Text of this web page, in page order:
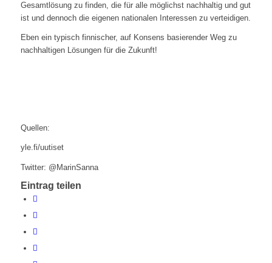
Gesamtlösung zu finden, die für alle möglichst nachhaltig und gut
ist und dennoch die eigenen nationalen Interessen zu verteidigen.
Eben ein typisch finnischer, auf Konsens basierender Weg zu
nachhaltigen Lösungen für die Zukunft!
Quellen:
yle.fi/uutiset
Twitter: @MarinSanna
Eintrag teilen